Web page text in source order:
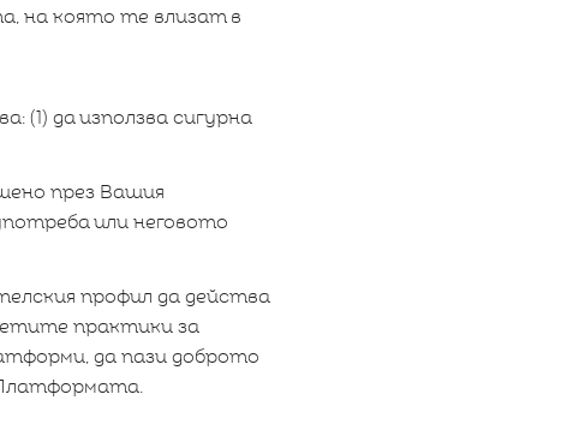
на която те влизат в
(1) да използва сигурна
през Вашия
или неговото
профил да действа
практики за
да пази доброто